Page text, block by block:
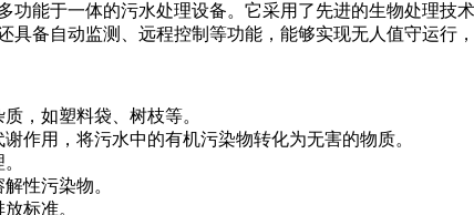
能于一体的污水处理设备。它采用了先进的生物处理技
备自动监测、远程控制等功能，能够实现无人值守运行，
，如塑料袋、树枝等。
作用，将污水中的有机污染物转化为无害的物质。
性污染物。
标准。